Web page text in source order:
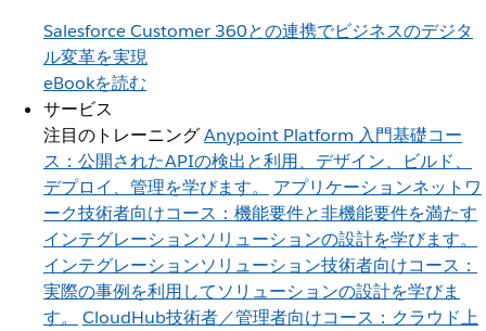
Salesforce Customer 360との連携でビジネスのデジタ
ル変革を実現
eBookを読む
サービス
注目のトレーニングAnypoint Platform 入門基礎コー
ス：公開されたAPIの検出と利用、デザイン、ビルド、
デプロイ、管理を学びます。
アプリケーションネットワ
ーク技術者向けコース：機能要件と非機能要件を満たす
インテグレーションソリューションの設計を学びます。
インテグレーションソリューション技術者向けコース：
実際の事例を利用してソリューションの設計を学びま
す。
CloudHub技術者／管理者向けコース：クラウド上